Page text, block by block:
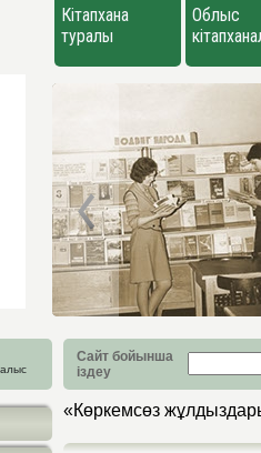
Кітапхана
туралы
Облыс
Сайт бойынша
іздеу
«Көркемсөз